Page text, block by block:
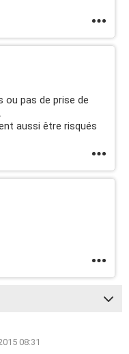
ou pas de prise de
aussi être risqués
08:31